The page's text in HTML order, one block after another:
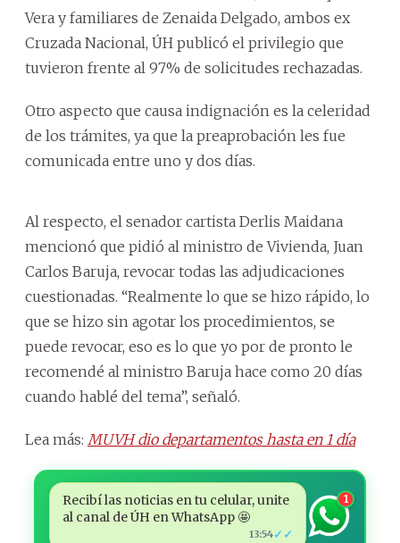
Vera y familiares de Zenaida Delgado, ambos ex
Cruzada Nacional, ÚH publicó el privilegio que
tuvieron frente al 97% de solicitudes rechazadas.
Otro aspecto que causa indignación es la celeridad
de los trámites, ya que la preaprobación les fue
comunicada entre uno y dos días.
Al respecto, el senador cartista Derlis Maidana
mencionó que pidió al ministro de Vivienda, Juan
Carlos Baruja, revocar todas las adjudicaciones
cuestionadas. “Realmente lo que se hizo rápido, lo
que se hizo sin agotar los procedimientos, se
puede revocar, eso es lo que yo por de pronto le
recomendé al ministro Baruja hace como 20 días
cuando hablé del tema”, señaló.
Lea más: MUVH dio departamentos hasta en 1 día
Recibí las noticias en tu celular, unite
al canal de ÚH en WhatsApp 🤩
13:54✓✓
1